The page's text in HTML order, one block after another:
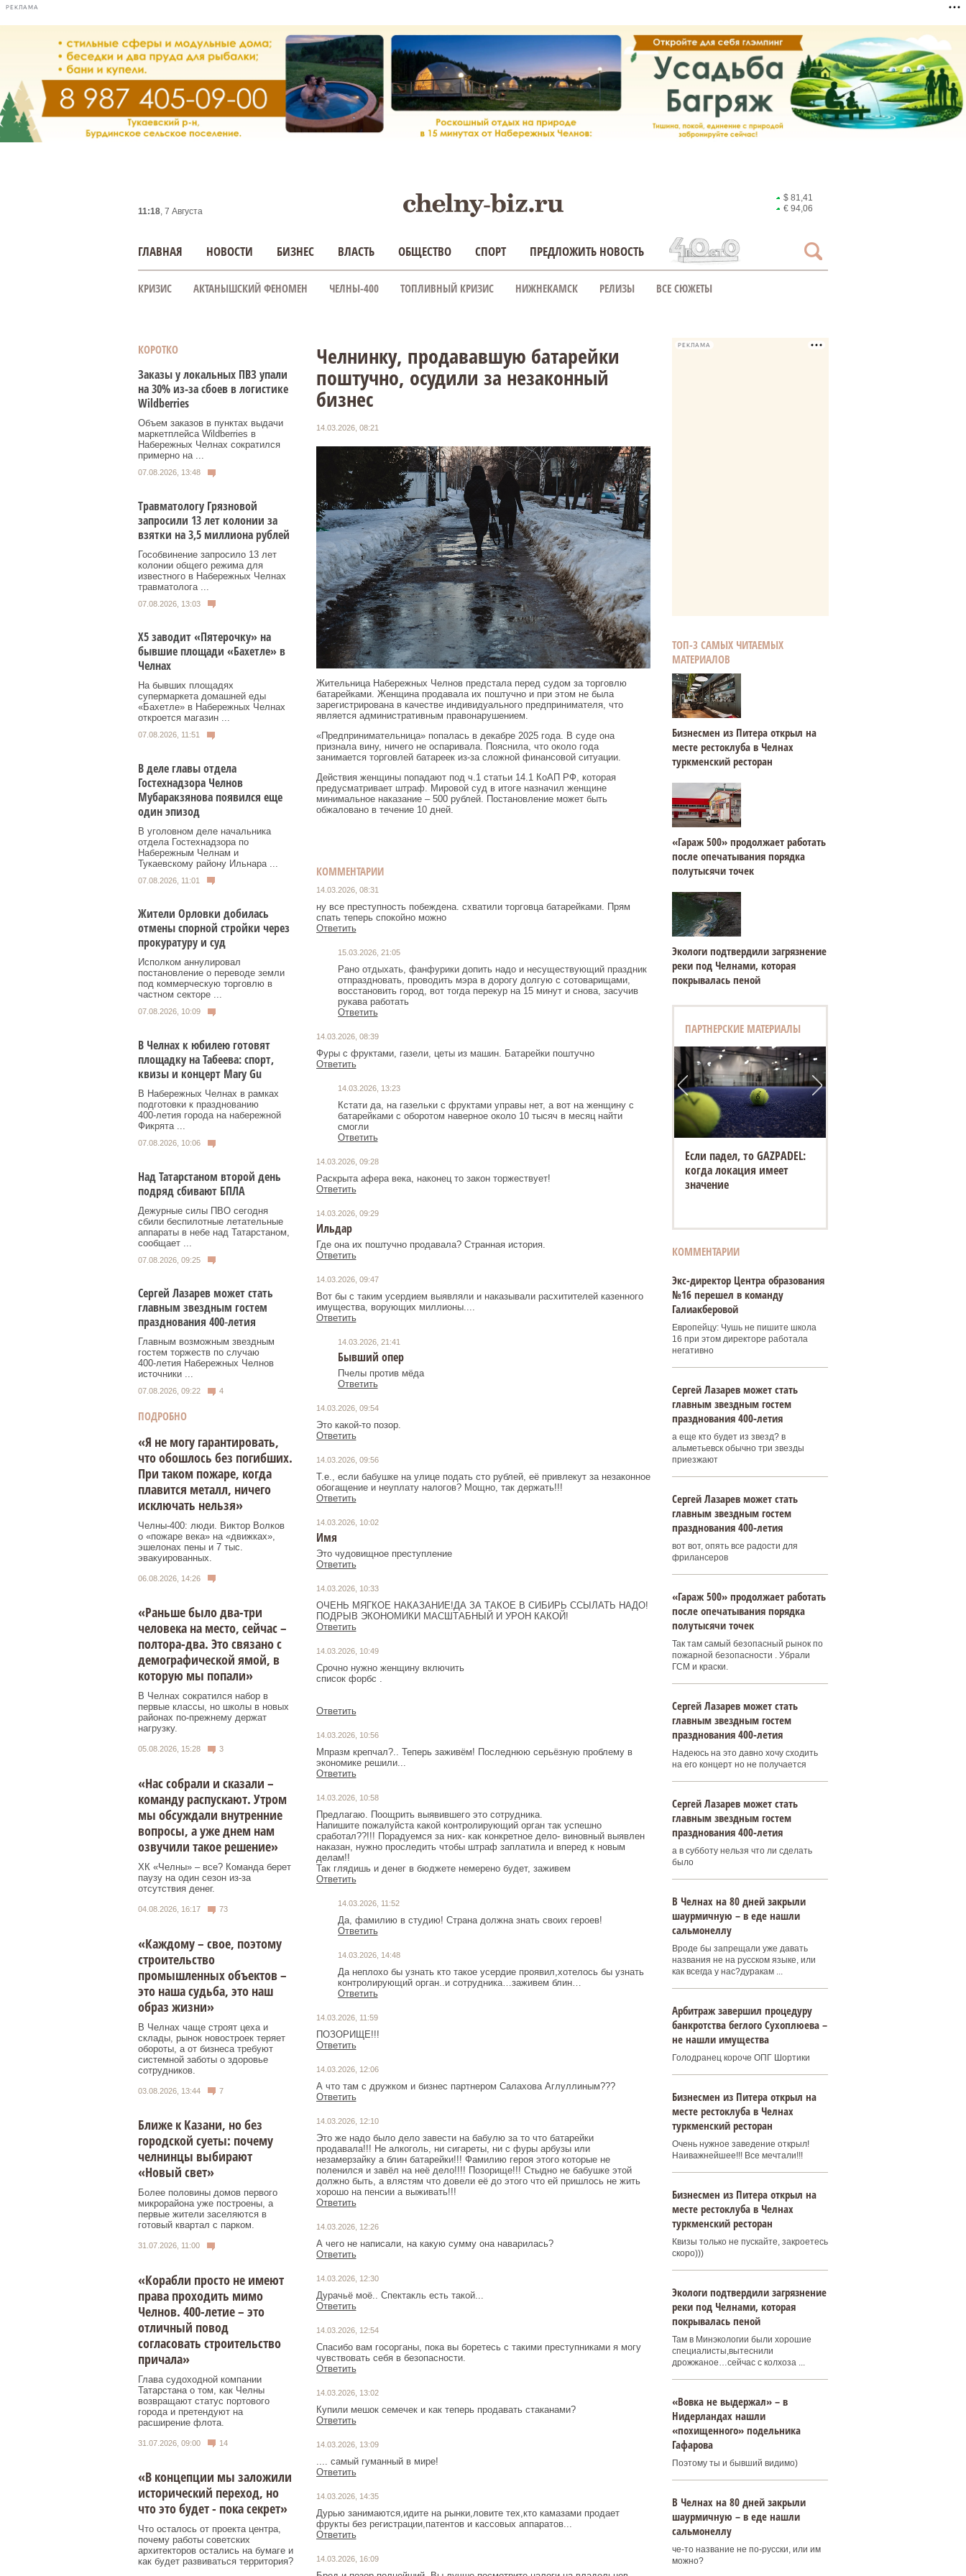
РЕКЛАМА
11:18, 7 Августа
$ 81,41
€ 94,06
ГЛАВНАЯ НОВОСТИ БИЗНЕС ВЛАСТЬ ОБЩЕСТВО СПОРТ ПРЕДЛОЖИТЬ НОВОСТЬ
КРИЗИС АКТАНЫШСКИЙ ФЕНОМЕН ЧЕЛНЫ-400 ТОПЛИВНЫЙ КРИЗИС НИЖНЕКАМСК РЕЛИЗЫ ВСЕ СЮЖЕТЫ
КОРОТКО
Заказы у локальных ПВЗ упали
на 30% из-за сбоев в логистике
Wildberries
Объем заказов в пунктах выдачи
маркетплейса Wildberries в
Набережных Челнах сократился
примерно на ...
07.08.2026, 13:48
Травматологу Грязновой
запросили 13 лет колонии за
взятки на 3,5 миллиона рублей
Гособвинение запросило 13 лет
колонии общего режима для
известного в Набережных Челнах
травматолога ...
07.08.2026, 13:03
Х5 заводит «Пятерочку» на
бывшие площади «Бахетле» в
Челнах
На бывших площадях
супермаркета домашней еды
«Бахетле» в Набережных Челнах
откроется магазин ...
07.08.2026, 11:51
В деле главы отдела
Гостехнадзора Челнов
Мубаракзянова появился еще
один эпизод
В уголовном деле начальника
отдела Гостехнадзора по
Набережным Челнам и
Тукаевскому району Ильнара ...
07.08.2026, 11:01
Жители Орловки добилась
отмены спорной стройки через
прокуратуру и суд
Исполком аннулировал
постановление о переводе земли
под коммерческую торговлю в
частном секторе ...
07.08.2026, 10:09
В Челнах к юбилею готовят
площадку на Табеева: спорт,
квизы и концерт Mary Gu
В Набережных Челнах в рамках
подготовки к празднованию
400‑летия города на набережной
Фикрята ...
07.08.2026, 10:06
Над Татарстаном второй день
подряд сбивают БПЛА
Дежурные силы ПВО сегодня
сбили беспилотные летательные
аппараты в небе над Татарстаном,
сообщает ...
07.08.2026, 09:25
Сергей Лазарев может стать
главным звездным гостем
празднования 400‑летия
Главным возможным звездным
гостем торжеств по случаю
400‑летия Набережных Челнов
источники ...
07.08.2026, 09:22 4
ПОДРОБНО
«Я не могу гарантировать,
что обошлось без погибших.
При таком пожаре, когда
плавится металл, ничего
исключать нельзя»
Челны-400: люди. Виктор Волков
о «пожаре века» на «движках»,
эшелонах пены и 7 тыс.
эвакуированных.
06.08.2026, 14:26
«Раньше было два-три
человека на место, сейчас –
полтора-два. Это связано с
демографической ямой, в
которую мы попали»
В Челнах сократился набор в
первые классы, но школы в новых
районах по-прежнему держат
нагрузку.
05.08.2026, 15:28 3
«Нас собрали и сказали –
команду распускают. Утром
мы обсуждали внутренние
вопросы, а уже днем нам
озвучили такое решение»
ХК «Челны» – все? Команда берет
паузу на один сезон из-за
отсутствия денег.
04.08.2026, 16:17 73
«Каждому – свое, поэтому
строительство
промышленных объектов –
это наша судьба, это наш
образ жизни»
В Челнах чаще строят цеха и
склады, рынок новостроек теряет
обороты, а от бизнеса требуют
системной заботы о здоровье
сотрудников.
03.08.2026, 13:44 7
Ближе к Казани, но без
городской суеты: почему
челнинцы выбирают
«Новый свет»
Более половины домов первого
микрорайона уже построены, а
первые жители заселяются в
готовый квартал с парком.
31.07.2026, 11:00
«Корабли просто не имеют
права проходить мимо
Челнов. 400-летие – это
отличный повод
согласовать строительство
причала»
Глава судоходной компании
Татарстана о том, как Челны
возвращают статус портового
города и претендуют на
расширение флота.
31.07.2026, 09:00 14
«В концепции мы заложили
исторический переход, но
что это будет - пока секрет»
Что осталось от проекта центра,
почему работы советских
архитекторов остались на бумаге и
как будет развиваться территория?
Челнинку, продававшую батарейки
поштучно, осудили за незаконный
бизнес
14.03.2026, 08:21
Жительница Набережных Челнов предстала перед судом за торговлю
батарейками. Женщина продавала их поштучно и при этом не была
зарегистрирована в качестве индивидуального предпринимателя, что
является административным правонарушением.
«Предпринимательница» попалась в декабре 2025 года. В суде она
признала вину, ничего не оспаривала. Пояснила, что около года
занимается торговлей батареек из-за сложной финансовой ситуации.
Действия женщины попадают под ч.1 статьи 14.1 КоАП РФ, которая
предусматривает штраф. Мировой суд в итоге назначил женщине
минимальное наказание – 500 рублей. Постановление может быть
обжаловано в течение 10 дней.
КОММЕНТАРИИ
14.03.2026, 08:31
ну все преступность побеждена. схватили торговца батарейками. Прям
спать теперь спокойно можно
Ответить
15.03.2026, 21:05
Рано отдыхать, фанфурики допить надо и несуществующий праздник
отпраздновать, проводить мэра в дорогу долгую с сотоварищами,
восстановить город, вот тогда перекур на 15 минут и снова, засучив
рукава работать
Ответить
14.03.2026, 08:39
Фуры с фруктами, газели, цеты из машин. Батарейки поштучно
Ответить
14.03.2026, 13:23
Кстати да, на газельки с фруктами управы нет, а вот на женщину с
батарейками с оборотом наверное около 10 тысяч в месяц найти
смогли
Ответить
14.03.2026, 09:28
Раскрыта афера века, наконец то закон торжествует!
Ответить
14.03.2026, 09:29
Ильдар
Где она их поштучно продавала? Странная история.
Ответить
14.03.2026, 09:47
Вот бы с таким усердием выявляли и наказывали расхитителей казенного
имущества, ворующих миллионы....
Ответить
14.03.2026, 21:41
Бывший опер
Пчелы против мёда
Ответить
14.03.2026, 09:54
Это какой-то позор.
Ответить
14.03.2026, 09:56
Т.е., если бабушке на улице подать сто рублей, её привлекут за незаконное
обогащение и неуплату налогов? Мощно, так держать!!!
Ответить
14.03.2026, 10:02
Имя
Это чудовищное преступление
Ответить
14.03.2026, 10:33
ОЧЕНЬ МЯГКОЕ НАКАЗАНИЕ!ДА ЗА ТАКОЕ В СИБИРЬ ССЫЛАТЬ НАДО!
ПОДРЫВ ЭКОНОМИКИ МАСШТАБНЫЙ И УРОН КАКОЙ!
Ответить
14.03.2026, 10:49
Срочно нужно женщину включить
список форбс .
Ответить
14.03.2026, 10:56
Мпразм крепчал?.. Теперь заживём! Последнюю серьёзную проблему в
экономике решили...
Ответить
14.03.2026, 10:58
Предлагаю. Поощрить выявившего это сотрудника.
Напишите пожалуйста какой контролирующий орган так успешно
сработал??!!! Порадуемся за них- как конкретное дело- виновный выявлен
наказан, нужно проследить чтобы штраф заплатила и вперед к новым
делам!!
Так глядишь и денег в бюджете немерено будет, заживем
Ответить
14.03.2026, 11:52
Да, фамилию в студию! Страна должна знать своих героев!
Ответить
14.03.2026, 14:48
Да неплохо бы узнать кто такое усердие проявил,хотелось бы узнать
контролирующий орган..и сотрудника…заживем блин…
Ответить
14.03.2026, 11:59
ПОЗОРИЩЕ!!!
Ответить
14.03.2026, 12:06
А что там с дружком и бизнес партнером Салахова Аглуллиным???
Ответить
14.03.2026, 12:10
Это же надо было дело завести на бабулю за то что батарейки
продавала!!! Не алкоголь, ни сигареты, ни с фуры арбузы или
незамерзайку а блин батарейки!!! Фамилию героя этого которые не
поленился и завёл на неё дело!!!! Позорище!!! Стыдно не бабушке этой
должно быть, а влястям что довели её до этого что ей пришлось не жить
хорошо на пенсии а выживать!!!
Ответить
14.03.2026, 12:26
А чего не написали, на какую сумму она наварилась?
Ответить
14.03.2026, 12:30
Дурачьё моё.. Спектакль есть такой...
Ответить
14.03.2026, 12:54
Спасибо вам госорганы, пока вы боретесь с такими преступниками я могу
чувствовать себя в безопасности.
Ответить
14.03.2026, 13:02
Купили мешок семечек и как теперь продавать стаканами?
Ответить
14.03.2026, 13:09
.... самый гуманный в мире!
Ответить
14.03.2026, 14:35
Дурью занимаются,идите на рынки,ловите тех,кто камазами продает
фрукты без регистрации,патентов и кассовых аппаратов...
Ответить
14.03.2026, 16:09
РЕКЛАМА
ТОП-3 САМЫХ ЧИТАЕМЫХ
МАТЕРИАЛОВ
Бизнесмен из Питера открыл на
месте рестоклуба в Челнах
туркменский ресторан
«Гараж 500» продолжает работать
после опечатывания порядка
полутысячи точек
Экологи подтвердили загрязнение
реки под Челнами, которая
покрывалась пеной
ПАРТНЕРСКИЕ МАТЕРИАЛЫ
Если падел, то GAZPADEL:
когда локация имеет
значение
КОММЕНТАРИИ
Экс-директор Центра образования
№16 перешел в команду
Галиакберовой
Европейцу: Чушь не пишите школа
16 при этом директоре работала
негативно
Сергей Лазарев может стать
главным звездным гостем
празднования 400‑летия
а еще кто будет из звезд? в
альметьевск обычно три звезды
приезжают
Сергей Лазарев может стать
главным звездным гостем
празднования 400‑летия
вот вот, опять все радости для
фрилансеров
«Гараж 500» продолжает работать
после опечатывания порядка
полутысячи точек
Так там самый безопасный рынок по
пожарной безопасности . Убрали
ГСМ и краски.
Сергей Лазарев может стать
главным звездным гостем
празднования 400‑летия
Надеюсь на это давно хочу сходить
на его концерт но не получается
Сергей Лазарев может стать
главным звездным гостем
празднования 400‑летия
а в субботу нельзя что ли сделать
было
В Челнах на 80 дней закрыли
шаурмичную – в еде нашли
сальмонеллу
Вроде бы запрещали уже давать
названия не на русском языке, или
как всегда у нас?дуракам ...
Арбитраж завершил процедуру
банкротства беглого Сухоплюева –
не нашли имущества
Голодранец короче ОПГ Шортики
Бизнесмен из Питера открыл на
месте рестоклуба в Челнах
туркменский ресторан
Очень нужное заведение открыл!
Наиважнейшее!!! Все мечтали!!!
Бизнесмен из Питера открыл на
месте рестоклуба в Челнах
туркменский ресторан
Квизы только не пускайте, закроетесь
скоро)))
Экологи подтвердили загрязнение
реки под Челнами, которая
покрывалась пеной
Там в Минэкологии были хорошие
специалисты,вытеснили
дрожжаное…сейчас с колхоза ...
«Вовка не выдержал» – в
Нидерландах нашли
«похищенного» подельника
Гафарова
Поэтому ты и бывший видимо)
В Челнах на 80 дней закрыли
шаурмичную – в еде нашли
сальмонеллу
че-то название не по-русски, или им
можно?